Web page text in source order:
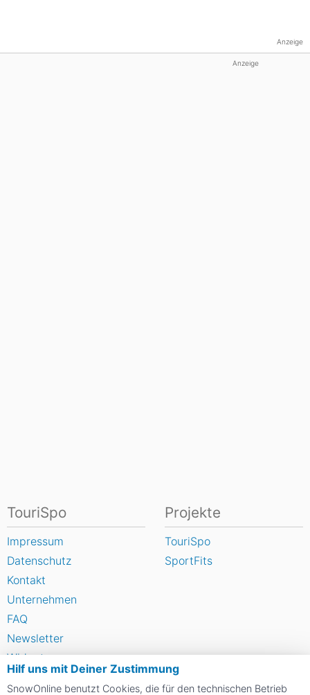
Anzeige
Anzeige
Hilf uns mit Deiner Zustimmung
SnowOnline benutzt Cookies, die für den technischen Betrieb
TouriSpo
Impressum
Datenschutz
Kontakt
Unternehmen
FAQ
Newsletter
Widget
Umfragen
Projekte
TouriSpo
SportFits